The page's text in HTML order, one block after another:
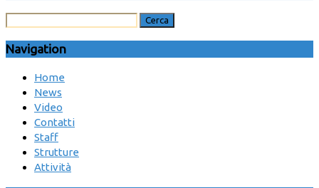
Navigation
Home
News
Video
Contatti
Staff
Strutture
Attività